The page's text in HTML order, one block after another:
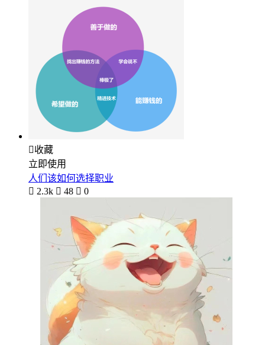
收藏
立即使用
人们该如何选择职业
 2.3k  48  0